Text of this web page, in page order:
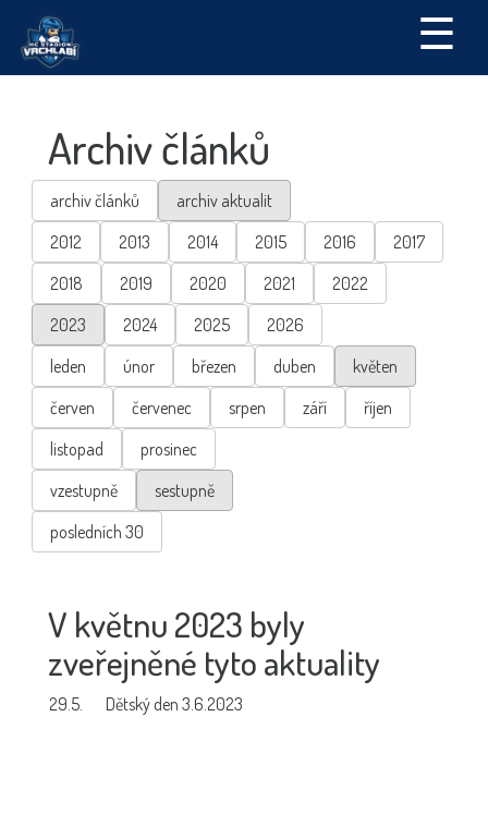
☰
Archiv článků
archiv článků
archiv aktualit
2012
2013 2014 2015 2016
2017
2018
2019 2020 2021
2022
2023
2024 2025
2026
leden
únor březen duben
květen
červen
červenec srpen září
říjen
listopad
prosinec
vzestupně
sestupně
posledních 30
V květnu 2023 byly
zveřejněné tyto aktuality
29.5. Dětský den 3.6.2023